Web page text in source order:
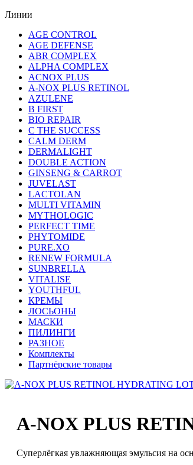
Линии
AGE CONTROL
AGE DEFENSE
ABR COMPLEX
ALPHA COMPLEX
ACNOX PLUS
A-NOX PLUS RETINOL
AZULENE
B FIRST
BIO REPAIR
C THE SUCCESS
CALM DERM
DERMALIGHT
DOUBLE ACTION
GINSENG & CARROT
JUVELAST
LACTOLAN
MULTI VITAMIN
MYTHOLOGIC
PERFECT TIME
PHYTOMIDE
PURE.XO
RENEW FORMULA
SUNBRELLA
VITALISE
YOUTHFUL
КРЕМЫ
ЛОСЬОНЫ
МАСКИ
ПИЛИНГИ
РАЗНОЕ
Комплекты
Партнёрские товары
A-NOX PLUS
Суперлёгкая увлажняющая эмульсия на